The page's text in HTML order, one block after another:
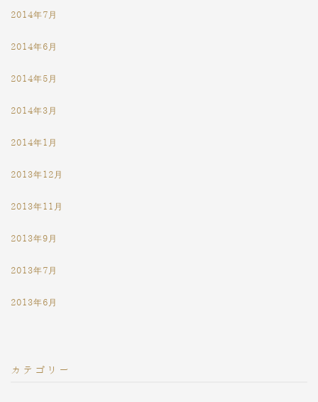
2014年7月
2014年6月
2014年5月
2014年3月
2014年1月
2013年12月
2013年11月
2013年9月
2013年7月
2013年6月
カテゴリー